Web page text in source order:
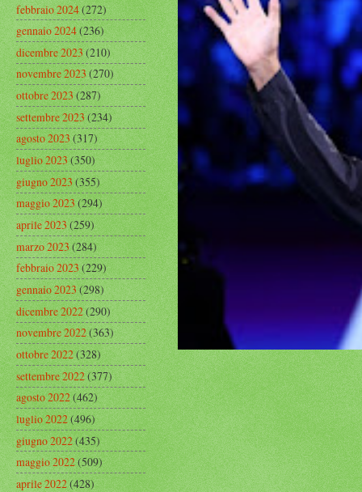
febbraio 2024(272)
gennaio 2024(236)
dicembre 2023(210)
novembre 2023(270)
ottobre 2023(287)
settembre 2023(234)
agosto 2023(317)
luglio 2023(350)
giugno 2023(355)
maggio 2023(294)
aprile 2023(259)
marzo 2023(284)
febbraio 2023(229)
gennaio 2023(298)
dicembre 2022(290)
novembre 2022(363)
ottobre 2022(328)
settembre 2022(377)
agosto 2022(462)
luglio 2022(496)
giugno 2022(435)
maggio 2022(509)
aprile 2022(428)